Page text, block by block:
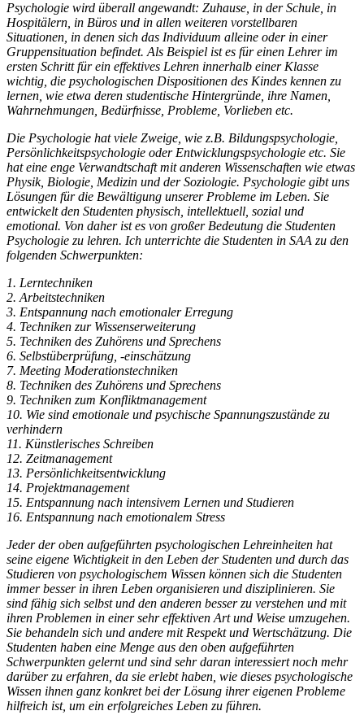
Psychologie wird überall angewandt: Zuhause, in der Schule, in
Hospitälern, in Büros und in allen weiteren vorstellbaren
Situationen, in denen sich das Individuum alleine oder in einer
Gruppensituation befindet. Als Beispiel ist es für einen Lehrer im
ersten Schritt für ein effektives Lehren innerhalb einer Klasse
wichtig, die psychologischen Dispositionen des Kindes kennen zu
lernen, wie etwa deren studentische Hintergründe, ihre Namen,
Wahrnehmungen, Bedürfnisse, Probleme, Vorlieben etc.
Die Psychologie hat viele Zweige, wie z.B. Bildungspsychologie,
Persönlichkeitspsychologie oder Entwicklungspsychologie etc. Sie
hat eine enge Verwandtschaft mit anderen Wissenschaften wie etwas
Physik, Biologie, Medizin und der Soziologie. Psychologie gibt uns
Lösungen für die Bewältigung unserer Probleme im Leben. Sie
entwickelt den Studenten physisch, intellektuell, sozial und
emotional. Von daher ist es von großer Bedeutung die Studenten
Psychologie zu lehren. Ich unterrichte die Studenten in SAA zu den
folgenden Schwerpunkten:
1. Lerntechniken
2. Arbeitstechniken
3. Entspannung nach emotionaler Erregung
4. Techniken zur Wissenserweiterung
5. Techniken des Zuhörens und Sprechens
6. Selbstüberprüfung, -einschätzung
7. Meeting Moderationstechniken
8. Techniken des Zuhörens und Sprechens
9. Techniken zum Konfliktmanagement
10. Wie sind emotionale und psychische Spannungszustände zu
verhindern
11. Künstlerisches Schreiben
12. Zeitmanagement
13. Persönlichkeitsentwicklung
14. Projektmanagement
15. Entspannung nach intensivem Lernen und Studieren
16. Entspannung nach emotionalem Stress
Jeder der oben aufgeführten psychologischen Lehreinheiten hat
seine eigene Wichtigkeit in den Leben der Studenten und durch das
Studieren von psychologischem Wissen können sich die Studenten
immer besser in ihren Leben organisieren und disziplinieren. Sie
sind fähig sich selbst und den anderen besser zu verstehen und mit
ihren Problemen in einer sehr effektiven Art und Weise umzugehen.
Sie behandeln sich und andere mit Respekt und Wertschätzung. Die
Studenten haben eine Menge aus den oben aufgeführten
Schwerpunkten gelernt und sind sehr daran interessiert noch mehr
darüber zu erfahren, da sie erlebt haben, wie dieses psychologische
Wissen ihnen ganz konkret bei der Lösung ihrer eigenen Probleme
hilfreich ist, um ein erfolgreiches Leben zu führen.